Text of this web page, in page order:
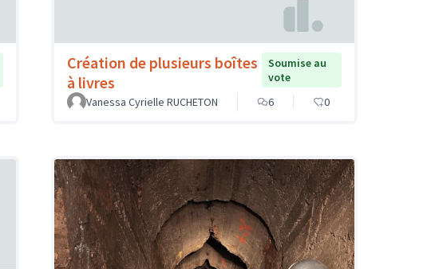
Création de plusieurs boîtes
à livres
Soumise au
vote
Vanessa Cyrielle RUCHETON
6 0